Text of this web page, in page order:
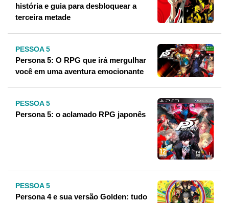
história e guia para desbloquear a
terceira metade
PESSOA 5
Persona 5: O RPG que irá mergulhar
você em uma aventura emocionante
PESSOA 5
Persona 5: o aclamado RPG japonês
PESSOA 5
Persona 4 e sua versão Golden: tudo